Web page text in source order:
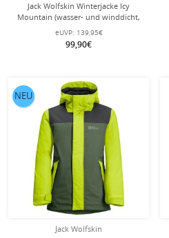
Jack Wolfskin Winterjacke Icy
Mountain (wasser- und winddicht,
atmungsaktiv,warm) türkis Kids
eUVP: 139,95€
99,90€
Jack Wolfskin
NEU